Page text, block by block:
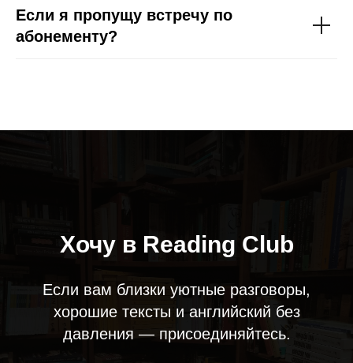
Если я пропущу встречу по
абонементу?
Хочу в Reading Club
Если вам близки уютные разговоры,
хорошие тексты и английский без
давления — присоединяйтесь.